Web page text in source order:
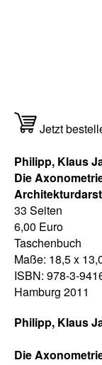
Philipp, Klaus
Die
Jetzt
Philipp, Klaus
Die
33 Seiten
6,00 Euro
Taschenbuch
Maße: 18,5 x
ISBN: 978-3-
Hamburg 2011